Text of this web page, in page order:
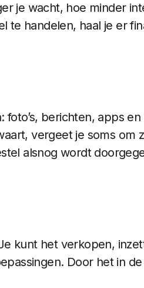
je wacht, hoe minder
te handelen, haal je er
berichten, apps en
vergeet je soms om
alsnog wordt
kunt het verkopen,
Door het in